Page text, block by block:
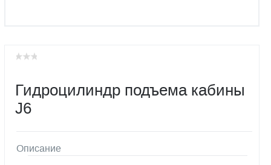
Гидроцилиндр подъема кабины
J6
Описание